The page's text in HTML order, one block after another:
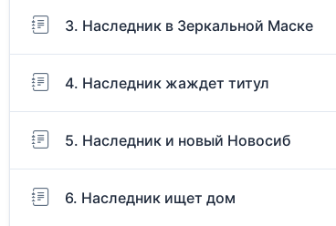
3. Наследник в Зеркальной Маске
4. Наследник жаждет титул
5. Наследник и новый Новосиб
6. Наследник ищет дом